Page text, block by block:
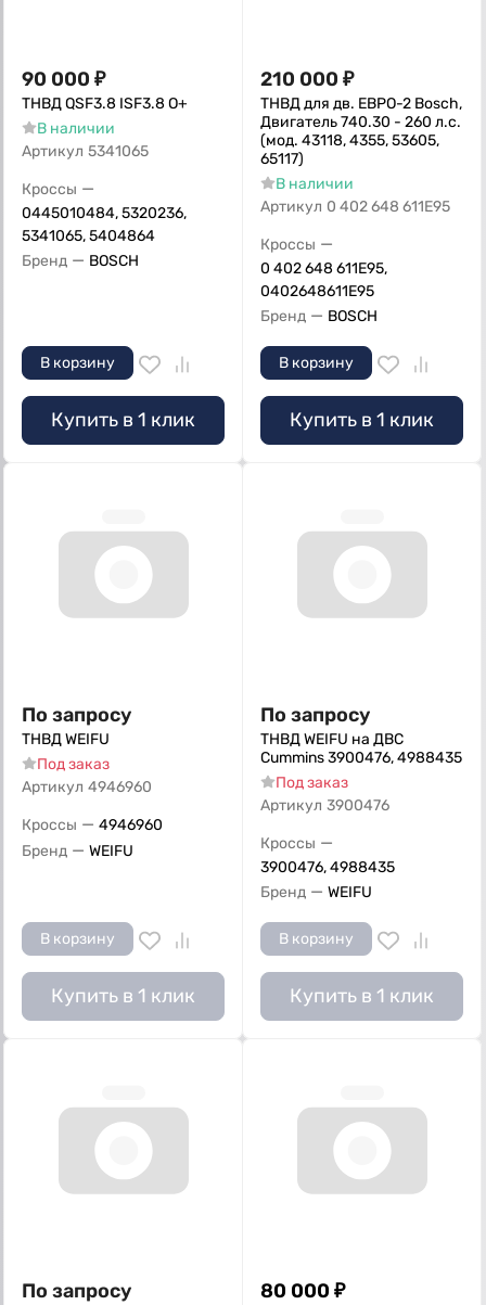
90 000 ₽
ТНВД QSF3.8 ISF3.8 О+
В наличии
Артикул 5341065
Кроссы —
0445010484, 5320236,
5341065, 5404864
Бренд — BOSCH
В корзину
Купить в 1 клик
210 000 ₽
ТНВД для дв. ЕВРО-2 Bosch,
Двигатель 740.30 - 260 л.с.
(мод. 43118, 4355, 53605,
65117)
В наличии
Артикул 0 402 648 611E95
Кроссы —
0 402 648 611E95,
0402648611E95
Бренд — BOSCH
В корзину
Купить в 1 клик
По запросу
ТНВД WEIFU
Под заказ
Артикул 4946960
Кроссы — 4946960
Бренд — WEIFU
В корзину
Купить в 1 клик
По запросу
ТНВД WEIFU на ДВС
Cummins 3900476, 4988435
Под заказ
Артикул 3900476
Кроссы —
3900476, 4988435
Бренд — WEIFU
В корзину
Купить в 1 клик
По запросу 80 000 ₽